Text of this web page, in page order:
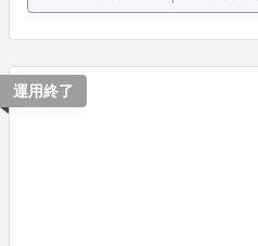
運用終了